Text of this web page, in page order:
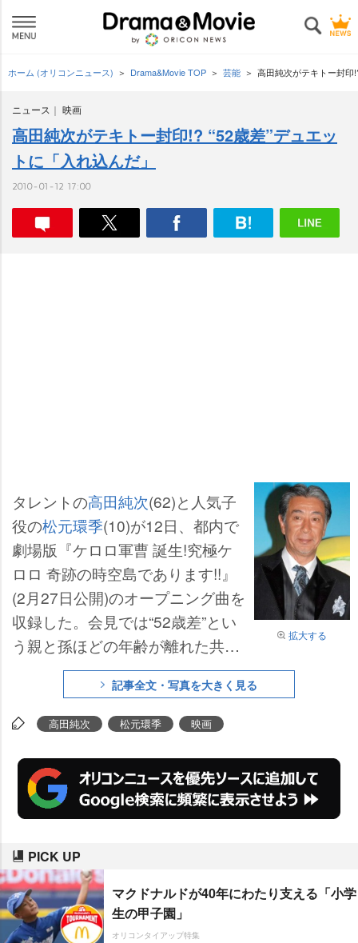
ホーム (オリコンニュース) Drama&Movie TOP 芸能 高田純次がテキトー封印
ニュース 映画
高田純次がテキトー封印!? “52歳差”デュエッ
トに「入れ込んだ」
2010-01-12 17:00
拡大する
タレントの高田純次(62)と人気子
役の松元環季(10)が12日、都内で
劇場版『ケロロ軍曹 誕生!究極ケ
ロロ 奇跡の時空島であります!!』
(2月27日公開)のオープニング曲を
収録した。会見では“52歳差”とい
う親と孫ほどの年齢が離れた共演
に高田は「最初は高校生って聞い
た。小さい子だね～! 歌、芝居、
その次はマジックをやるの?」と
ーディングの話題になった途端、
真面目な表情になり「テキトーだ
ったら引っぱたかれる! 入れ込ん
みせた。
記事全文・写真を大きく見る
高田純次 松元環季 映画
PICK UP
マクドナルドが40年にわたり支える「小学
生の甲子園」
オリコンタイアップ特集